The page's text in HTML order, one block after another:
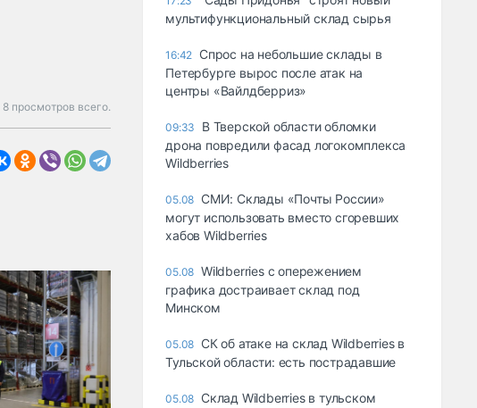
8 просмотров всего.
мультифункциональный склад сырья
16:42 Спрос на небольшие склады в
Петербурге вырос после атак на
центры «Вайлдберриз»
09:33
В Тверской области обломки
дрона повредили фасад логокомплекса
Wildberries
05.08 СМИ: Склады «Почты России»
могут использовать вместо сгоревших
хабов Wildberries
05.08 Wildberries с опережением
графика достраивает склад под
Минском
05.08 СК об атаке на склад Wildberries в
Тульской области: есть пострадавшие
05.08 Склад Wildberries в тульском